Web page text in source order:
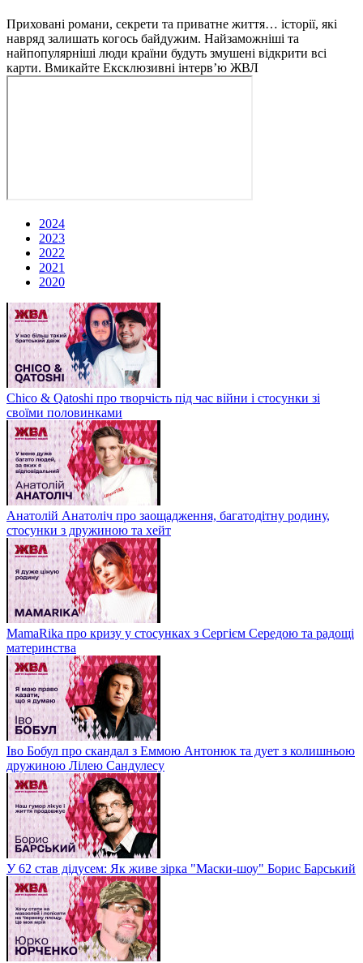
Приховані романи, секрети та приватне життя… історії, які
навряд залишать когось байдужим. Найзаможніші та
найпопулярніші люди країни будуть змушені відкрити всі
карти. Вмикайте Ексклюзивні інтерв’ю ЖВЛ
2024
2023
2022
2021
2020
Chico & Qatoshi про творчість під час війни і стосунки зі
своїми половинками
Анатолій Анатоліч про заощадження, багатодітну родину,
стосунки з дружиною та хейт
MamaRika про кризу у стосунках з Сергієм Середою та радощі
материнства
Іво Бобул про скандал з Еммою Антонюк та дует з колишньою
дружиною Лілею Сандулесу
У 62 став дідусем: Як живе зірка "Маски-шоу" Борис Барський